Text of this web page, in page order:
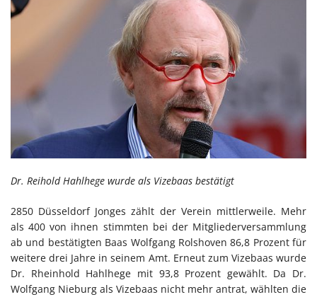
Dr. Reihold Hahlhege wurde als Vizebaas bestätigt
2850 Düsseldorf Jonges zählt der Verein mittlerweile. Mehr
als 400 von ihnen stimmten bei der Mitgliederversammlung
ab und bestätigten Baas Wolfgang Rolshoven 86,8 Prozent für
weitere drei Jahre in seinem Amt. Erneut zum Vizebaas wurde
Dr. Rheinhold Hahlhege mit 93,8 Prozent gewählt. Da Dr.
Wolfgang Nieburg als Vizebaas nicht mehr antrat, wählten die